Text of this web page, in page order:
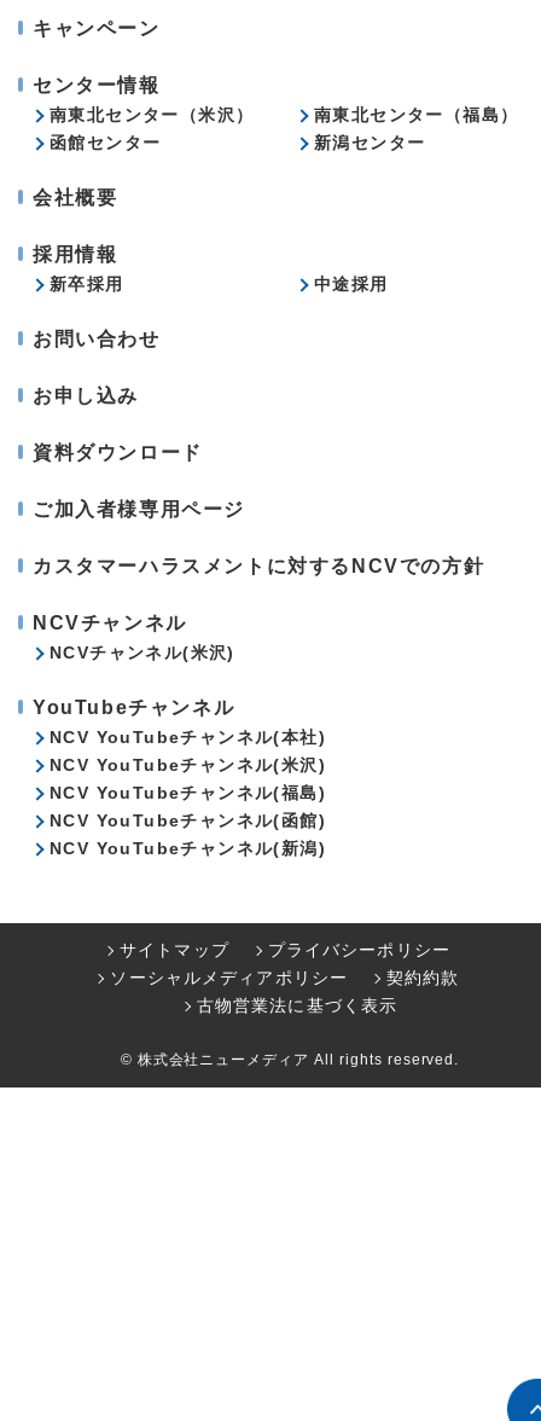
キャンペーン
センター情報
南東北センター（米沢）
南東北センター（福島）
函館センター
新潟センター
会社概要
採用情報
新卒採用 中途採用
お問い合わせ
お申し込み
資料ダウンロード
ご加入者様専用ページ
カスタマーハラスメントに対するNCVでの方針
NCVチャンネル
NCVチャンネル(米沢)
YouTubeチャンネル
NCV YouTubeチャンネル(本社)
NCV YouTubeチャンネル(米沢)
NCV YouTubeチャンネル(福島)
NCV YouTubeチャンネル(函館)
NCV YouTubeチャンネル(新潟)
サイトマップ
プライバシーポリシー
ソーシャルメディアポリシー
契約約款
古物営業法に基づく表示
© 株式会社ニューメディア All rights reserved.